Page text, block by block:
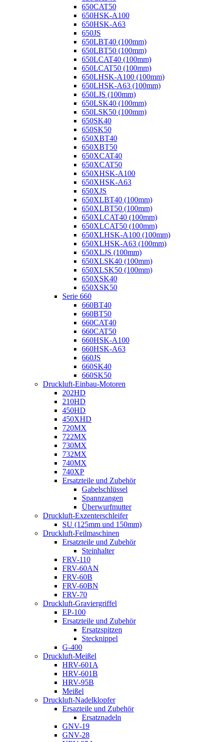
650CAT50
650HSK-A100
650HSK-A63
650JS
650LBT40 (100mm)
650LBT50 (100mm)
650LCAT40 (100mm)
650LCAT50 (100mm)
650LHSK-A100 (100mm)
650LHSK-A63 (100mm)
650LJS (100mm)
650LSK40 (100mm)
650LSK50 (100mm)
650SK40
650SK50
650XBT40
650XBT50
650XCAT40
650XCAT50
650XHSK-A100
650XHSK-A63
650XJS
650XLBT40 (100mm)
650XLBT50 (100mm)
650XLCAT40 (100mm)
650XLCAT50 (100mm)
650XLHSK-A100 (100mm)
650XLHSK-A63 (100mm)
650XLJS (100mm)
650XLSK40 (100mm)
650XLSK50 (100mm)
650XSK40
650XSK50
Serie 660
660BT40
660BT50
660CAT40
660CAT50
660HSK-A100
660HSK-A63
660JS
660SK40
660SK50
Druckluft-Einbau-Motoren
202HD
210HD
450HD
450XHD
720MX
722MX
730MX
732MX
740MX
740XP
Ersatzteile und Zubehör
Gabelschlüssel
Spannzangen
Überwurfmutter
Druckluft-Exzenterschleifer
SU (125mm und 150mm)
Druckluft-Feilmaschinen
Ersatzteile und Zubehör
Steinhalter
FRV-110
FRV-60AN
FRV-60B
FRV-60BN
FRV-70
Druckluft-Graviergriffel
EP-100
Ersatzteile und Zubehör
Ersatzspitzen
Stecknippel
G-400
Druckluft-Meißel
HRV-601A
HRV-601B
HRV-95B
Meißel
Druckluft-Nadelklopfer
Ersazteile und Zubehör
Ersatznadeln
GNV-19
GNV-28